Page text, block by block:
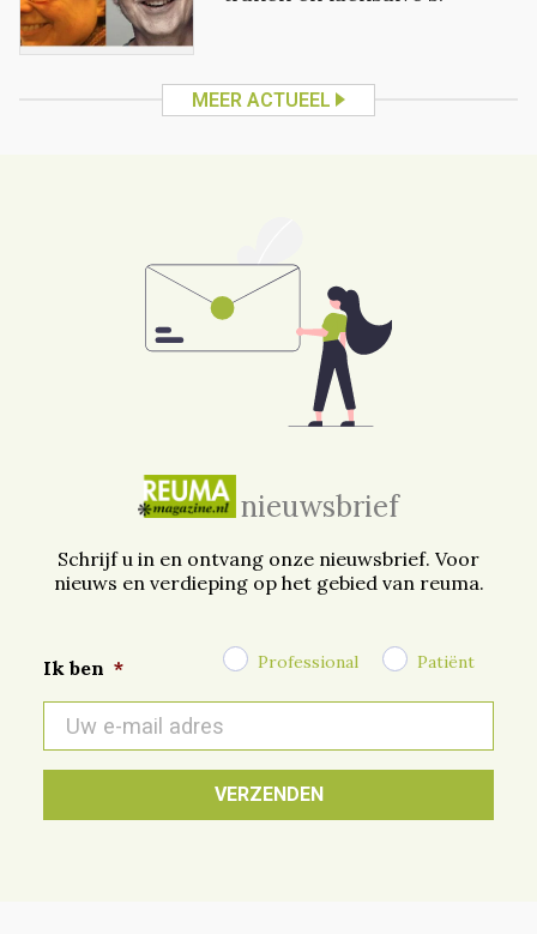
MEER ACTUEEL
nieuwsbrief
Schrijf u in en ontvang onze nieuwsbrief. Voor
nieuws en verdieping op het gebied van reuma.
Ik ben * Professional Patiënt
mail
*